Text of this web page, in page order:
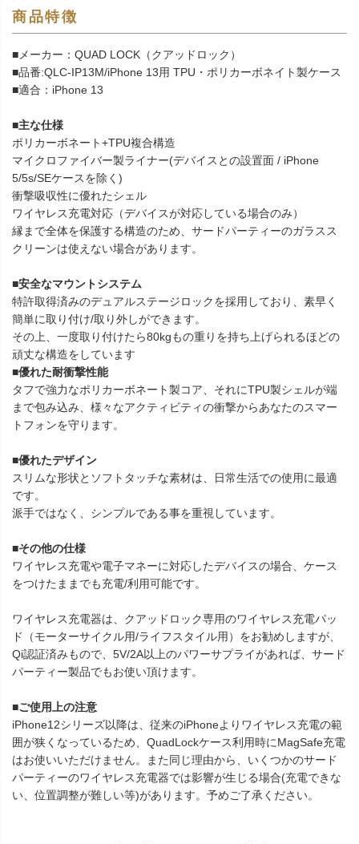
商品特徴
■メーカー：QUAD LOCK（クアッドロック）
■品番:QLC-IP13M/iPhone 13用 TPU・ポリカーボネイト製ケース
■適合：iPhone 13
■主な仕様
ポリカーボネート+TPU複合構造
マイクロファイバー製ライナー(デバイスとの設置面 / iPhone
5/5s/SEケースを除く)
衝撃吸収性に優れたシェル
ワイヤレス充電対応（デバイスが対応している場合のみ）
縁まで全体を保護する構造のため、サードパーティーのガラスス
クリーンは使えない場合があります。
■安全なマウントシステム
特許取得済みのデュアルステージロックを採用しており、素早く
簡単に取り付け/取り外しができます。
その上、一度取り付けたら80kgもの重りを持ち上げられるほどの
頑丈な構造をしています
■優れた耐衝撃性能
タフで強力なポリカーボネート製コア、それにTPU製シェルが端
まで包み込み、様々なアクティビティの衝撃からあなたのスマー
トフォンを守ります。
■優れたデザイン
スリムな形状とソフトタッチな素材は、日常生活での使用に最適
です。
派手ではなく、シンプルである事を重視しています。
■その他の仕様
ワイヤレス充電や電子マネーに対応したデバイスの場合、ケース
をつけたままでも充電/利用可能です。
ワイヤレス充電器は、クアッドロック専用のワイヤレス充電パッ
ド（モーターサイクル用/ライフスタイル用）をお勧めしますが、
Qi認証済みもので、5V/2A以上のパワーサプライがあれば、サード
パーティー製品でもお使い頂けます。
■ご使用上の注意
iPhone12シリーズ以降は、従来のiPhoneよりワイヤレス充電の範
囲が狭くなっているため、QuadLockケース利用時にMagSafe充電
はお使いいただけません。また同じ理由から、いくつかのサード
パーティーのワイヤレス充電器では影響が生じる場合(充電できな
い、位置調整が難しい等)があります。予めご了承ください。